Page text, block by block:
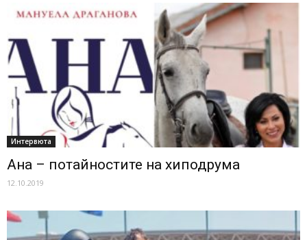
Интервюта
Ана – потайностите на хиподрума
12.10.2019